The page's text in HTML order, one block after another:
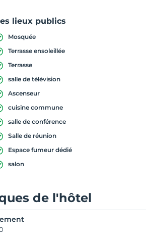
lieux publics
Mosquée
Terrasse ensoleillée
Terrasse
salle de télévision
Ascenseur
cuisine commune
salle de conférence
Salle de réunion
Espace fumeur dédié
salon
de l'hôtel